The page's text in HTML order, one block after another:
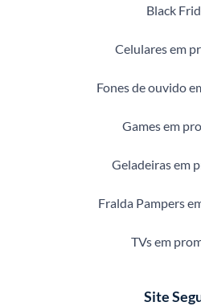
Black
Celulares em
Fones de ouvido
Games em
Geladeiras em
Fralda Pampers
TVs em
Site